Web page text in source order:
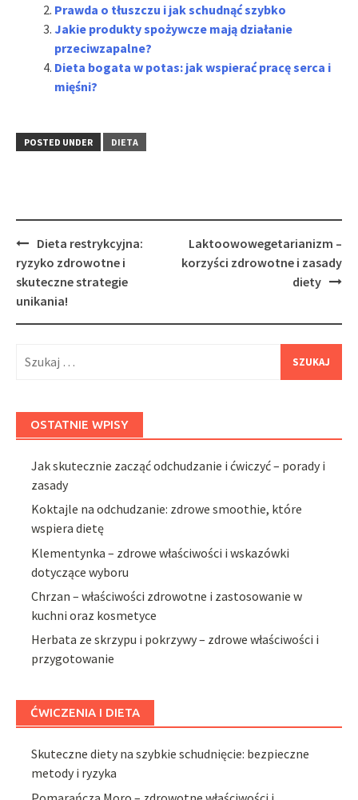
Prawda o tłuszczu i jak schudnąć szybko
Jakie produkty spożywcze mają działanie
przeciwzapalne?
Dieta bogata w potas: jak wspierać pracę serca i
mięśni?
POSTED UNDER DIETA
Post
navigation
Dieta restrykcyjna:
ryzyko zdrowotne i
skuteczne strategie
unikania!
Laktoowowegetarianizm –
korzyści zdrowotne i zasady
diety
OSTATNIE WPISY
Jak skutecznie zacząć odchudzanie i ćwiczyć – porady i
zasady
Koktajle na odchudzanie: zdrowe smoothie, które
wspiera dietę
Klementynka – zdrowe właściwości i wskazówki
dotyczące wyboru
Chrzan – właściwości zdrowotne i zastosowanie w
kuchni oraz kosmetyce
Herbata ze skrzypu i pokrzywy – zdrowe właściwości i
przygotowanie
ĆWICZENIA I DIETA
Skuteczne diety na szybkie schudnięcie: bezpieczne
metody i ryzyka